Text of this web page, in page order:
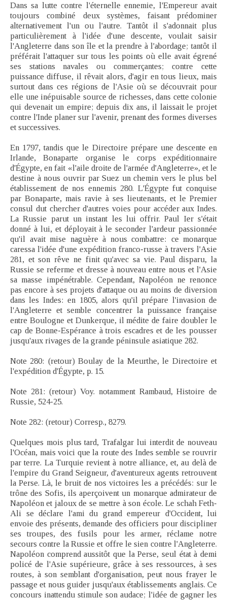
Dans sa lutte contre l'éternelle ennemie, l'Empereur avait
toujours combiné deux systèmes, faisant prédominer
alternativement l'un ou l'autre. Tantôt il s'adonnait plus
particulièrement à l'idée d'une descente, voulait saisir
l'Angleterre dans son île et la prendre à l'abordage; tantôt il
préférait l'attaquer sur tous les points où elle avait égrené
ses stations navales ou commerçantes; contre cette
puissance diffuse, il rêvait alors, d'agir en tous lieux, mais
surtout dans ces régions de l'Asie où se découvrait pour
elle une inépuisable source de richesses, dans cette colonie
qui devenait un empire; depuis dix ans, il laissait le projet
contre l'Inde planer sur l'avenir, prenant des formes diverses
et successives.
En 1797, tandis que le Directoire prépare une descente en
Irlande, Bonaparte organise le corps expéditionnaire
d'Égypte, en fait «l'aile droite de l'armée d'Angleterre», et le
destine à nous ouvrir par Suez un chemin vers le plus bel
établissement de nos ennemis 280. L'Égypte fut conquise
par Bonaparte, mais ravie à ses lieutenants, et le Premier
consul dut chercher d'autres voies pour accéder aux Indes.
La Russie parut un instant les lui offrir. Paul Ier s'était
donné à lui, et déployait à le seconder l'ardeur passionnée
qu'il avait mise naguère à nous combattre: ce monarque
caressa l'idée d'une expédition franco-russe à travers l'Asie
281, et son rêve ne finit qu'avec sa vie. Paul disparu, la
Russie se referme et dresse à nouveau entre nous et l'Asie
sa masse impénétrable. Cependant, Napoléon ne renonce
pas encore à ses projets d'attaque ou au moins de diversion
dans les Indes: en 1805, alors qu'il prépare l'invasion de
l'Angleterre et semble concentrer la puissance française
entre Boulogne et Dunkerque, il médite de faire doubler le
cap de Bonne-Espérance à trois escadres et de les pousser
jusqu'aux rivages de la grande péninsule asiatique 282.
Note 280: (retour) Boulay de la Meurthe, le Directoire et
l'expédition d'Égypte, p. 15.
Note 281: (retour) Voy. notamment Rambaud, Histoire de
Russie, 524-25.
Note 282: (retour) Corresp., 8279.
Quelques mois plus tard, Trafalgar lui interdit de nouveau
l'Océan, mais voici que la route des Indes semble se rouvrir
par terre. La Turquie revient à notre alliance, et, au delà de
l'empire du Grand Seigneur, d'aventureux agents retrouvent
la Perse. Là, le bruit de nos victoires les a précédés: sur le
trône des Sofis, ils aperçoivent un monarque admirateur de
Napoléon et jaloux de se mettre à son école. Le schah Feth-
Ali se déclare l'ami du grand empereur d'Occident, lui
envoie des présents, demande des officiers pour discipliner
ses troupes, des fusils pour les armer, réclame notre
secours contre la Russie et offre le sien contre l'Angleterre.
Napoléon comprend aussitôt que la Perse, seul état à demi
policé de l'Asie supérieure, grâce à ses ressources, à ses
routes, à son semblant d'organisation, peut nous frayer le
passage et nous guider jusqu'aux établissements anglais. Ce
concours inattendu stimule son audace; l'idée de gagner les